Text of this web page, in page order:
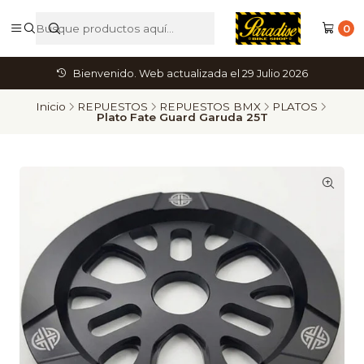
0
Bienvenido. Web actualizada el 29 Julio 2026
Inicio REPUESTOS REPUESTOS BMX
PLATOS
Plato Fate Guard Garuda 25T